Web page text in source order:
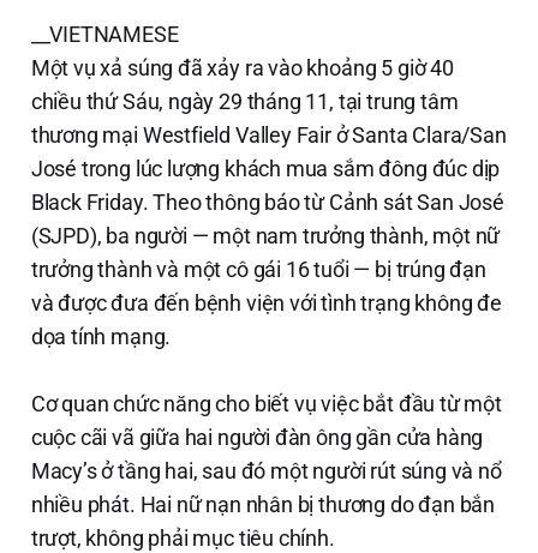
__VIETNAMESE
Một vụ xả súng đã xảy ra vào khoảng 5 giờ 40
chiều thứ Sáu, ngày 29 tháng 11, tại trung tâm
thương mại Westfield Valley Fair ở Santa Clara/San
José trong lúc lượng khách mua sắm đông đúc dịp
Black Friday. Theo thông báo từ Cảnh sát San José
(SJPD), ba người — một nam trưởng thành, một nữ
trưởng thành và một cô gái 16 tuổi — bị trúng đạn
và được đưa đến bệnh viện với tình trạng không đe
dọa tính mạng.
Cơ quan chức năng cho biết vụ việc bắt đầu từ một
cuộc cãi vã giữa hai người đàn ông gần cửa hàng
Macy’s ở tầng hai, sau đó một người rút súng và nổ
nhiều phát. Hai nữ nạn nhân bị thương do đạn bắn
trượt, không phải mục tiêu chính.